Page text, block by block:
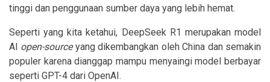
tinggi dan penggunaan sumber daya yang lebih hemat.
Seperti yang kita ketahui, DeepSeek R1 merupakan model
AI open-sourceyang dikembangkan oleh China dan semakin
populer karena dianggap mampu menyaingi model berbayar
seperti GPT-4 dari OpenAI.